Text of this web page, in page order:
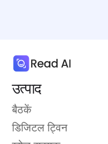
उत्पाद
बैठकें
डिजिटल ट्विन